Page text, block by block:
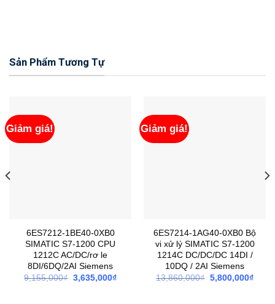
Sản Phẩm Tương Tự
Giảm giá!
6ES7212-1BE40-0XB0
SIMATIC S7-1200 CPU
1212C AC/DC/rơ le
8DI/6DQ/2AI Siemens
9,155,000₫ Giá
3,635,000₫Giá
Giảm giá!
6ES7214-1AG40-0XB0 Bộ
vi xử lý SIMATIC S7-1200
1214C DC/DC/DC 14DI /
10DQ / 2AI Siemens
13,860,000₫ Giá
5,800,000₫Giá